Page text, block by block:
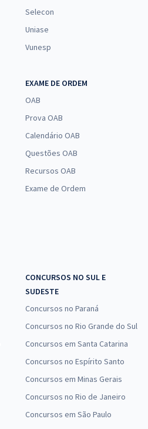
Selecon
Uniase
Vunesp
EXAME DE ORDEM
OAB
Prova OAB
Calendário OAB
Questões OAB
Recursos OAB
Exame de Ordem
CONCURSOS NO SUL E
SUDESTE
Concursos no Paraná
Concursos no Rio Grande do Sul
Concursos em Santa Catarina
Concursos no Espírito Santo
Concursos em Minas Gerais
Concursos no Rio de Janeiro
Concursos em São Paulo